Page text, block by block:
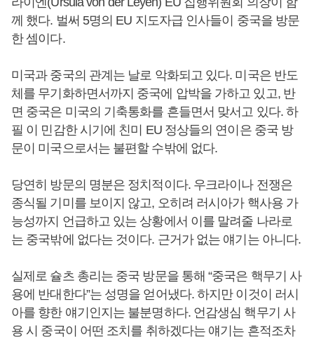
께 했다. 벌써 5명의 EU 지도자급 인사들이 중국을 방문
한 셈이다.
미국과 중국의 관계는 날로 악화되고 있다. 미국은 반도
체를 무기화하면서까지 중국에 압박을 가하고 있고, 반
면 중국은 미국의 기축통화를 흔들면서 맞서고 있다. 하
필 이 민감한 시기에 친미 EU 정상들의 연이은 중국 방
문이 미국으로서는 불편할 수밖에 없다.
당연히 방문의 명분은 정치적이다. 우크라이나 전쟁은
종식될 기미를 보이지 않고, 오히려 러시아가 핵사용 가
능성까지 언급하고 있는 상황에서 이를 말려줄 나라로
는 중국밖에 없다는 것이다. 근거가 없는 얘기는 아니다.
실제로 슐츠 총리는 중국 방문을 통해 “중국은 핵무기 사
용에 반대한다”는 성명을 얻어냈다. 하지만 이것이 러시
아를 향한 얘기인지는 불분명하다. 언감생심 핵무기 사
용 시 중국이 어떤 조치를 취하겠다는 얘기는 흔적조차